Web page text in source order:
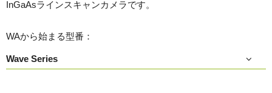
InGaAsラインスキャンカメラです。
WAから始まる型番：
Wave Series